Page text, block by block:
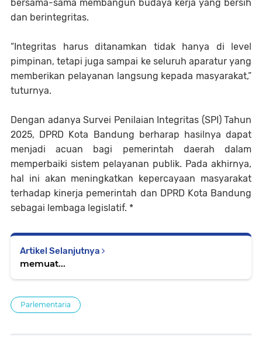
bersama-sama membangun budaya kerja yang bersih
dan berintegritas.
“Integritas harus ditanamkan tidak hanya di level
pimpinan, tetapi juga sampai ke seluruh aparatur yang
memberikan pelayanan langsung kepada masyarakat,”
tuturnya.
Dengan adanya Survei Penilaian Integritas (SPI) Tahun
2025, DPRD Kota Bandung berharap hasilnya dapat
menjadi acuan bagi pemerintah daerah dalam
memperbaiki sistem pelayanan publik. Pada akhirnya,
hal ini akan meningkatkan kepercayaan masyarakat
terhadap kinerja pemerintah dan DPRD Kota Bandung
sebagai lembaga legislatif. *
Artikel Selanjutnya
memuat...
Parlementaria